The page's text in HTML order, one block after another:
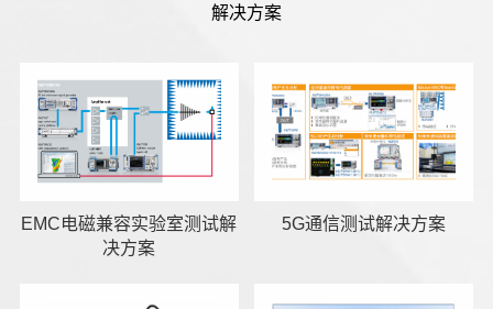
解决方案
EMC电磁兼容实验室测试解
决方案
5G通信测试解决方案